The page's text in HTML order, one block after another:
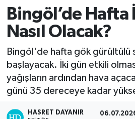
Bingöl’de Hafta
Nasıl Olacak?
Bingöl'de hafta gök gürültülü
başlayacak. İki gün etkili
yağışların ardından hava
günü 35 dereceye kadar
HASRET DAYANIR
DÜNYA
EĞİTİM
EKONOMİ
GENÇ
GÜNDEM
Bingöl Namaz Vakitleri
Bingöl Trafik Yoğunluk
Süper Lig Puan Durumu ve
Tüm Manşetler
Son Dakika Haberleri